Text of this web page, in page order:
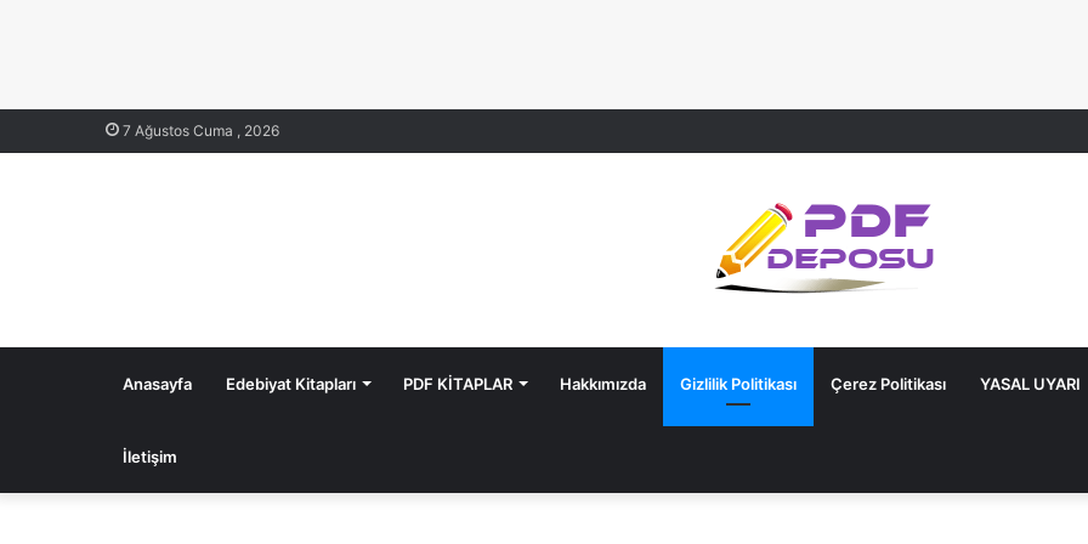
7 Ağustos Cuma , 2026
Anasayfa Edebiyat Kitapları PDF KİTAPLAR Hakkımızda Gizlilik Politikası Çerez Politikası YASAL UYARI
İletişim